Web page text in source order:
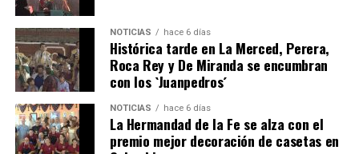
SEXTA CORRIDA DE LAS FIESTAS COLOMBINAS
NOTICIAS hace 6 días
Histórica tarde en La Merced, Perera,
Roca Rey y De Miranda se encumbran
con los `Juanpedros´
NOTICIAS hace 6 días
La Hermandad de la Fe se alza con el
premio mejor decoración de casetas en